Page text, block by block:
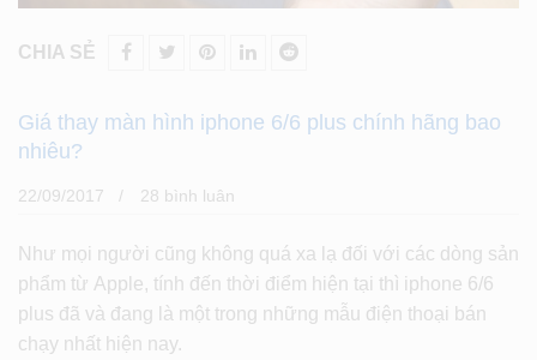
CHIA SẺ
Giá thay màn hình iphone 6/6 plus chính hãng bao
nhiêu?
22/09/2017 28 bình luân
Như mọi người cũng không quá xa lạ đối với các dòng sản
phẩm từ Apple, tính đến thời điểm hiện tại thì iphone 6/6
plus đã và đang là một trong những mẫu điện thoại bán
chạy nhất hiện nay.